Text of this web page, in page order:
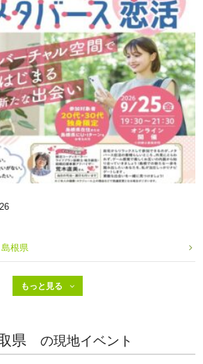
島根県
県 の現地イベント